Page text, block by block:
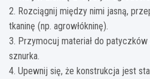
2. Rozciągnij między nimi jasną,
tkaninę (np. agrowłókninę).
3. Przymocuj materiał do
sznurka.
4. Upewnij się, że konstrukcja jest